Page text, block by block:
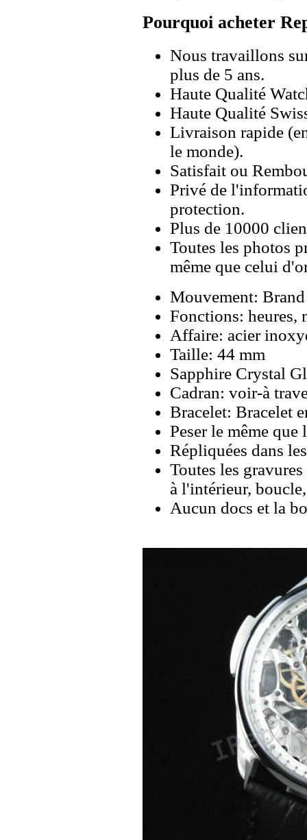
Pourquoi acheter
Nous travaillons
plus de 5 ans.
Haute Qualité
Haute Qualité
Livraison rapide
le monde).
Satisfait ou
Privé de
protection.
Plus de 10000
Toutes les photos
même que celui
Mouvement:
Fonctions: heures,
Affaire: acier
Taille: 44 mm
Sapphire Crystal
Cadran: voir-à
Bracelet: Bracelet
Peser le même
Répliquées dans
Toutes les
à l'intérieur,
Aucun docs et la